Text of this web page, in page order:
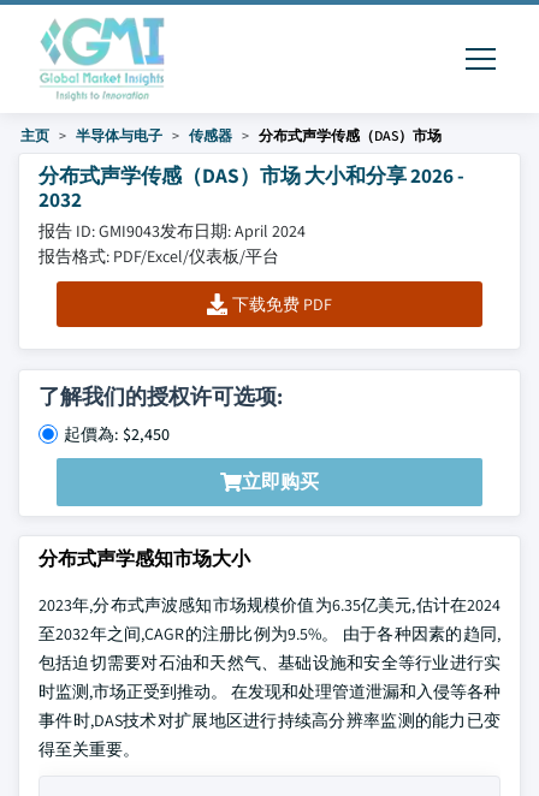
主页 半导体与电子 传感器 分布式声学传感（DAS）市场
分布式声学传感（DAS）市场 大小和分享 2026 -
2032
报告 ID: GMI9043发布日期: April 2024
报告格式: PDF/Excel/仪表板/平台
下载免费 PDF
了解我们的授权许可选项:
起價為: $2,450
立即购买
分布式声学感知市场大小
2023年,分布式声波感知市场规模价值为6.35亿美元,估计在2024
至2032年之间,CAGR的注册比例为9.5%。 由于各种因素的趋同,
包括迫切需要对石油和天然气、基础设施和安全等行业进行实
时监测,市场正受到推动。 在发现和处理管道泄漏和入侵等各种
事件时,DAS技术对扩展地区进行持续高分辨率监测的能力已变
得至关重要。